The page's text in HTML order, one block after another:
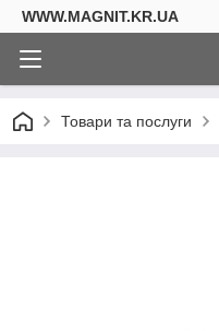
WWW.MAGNIT.KR.UA
Товари та послуги